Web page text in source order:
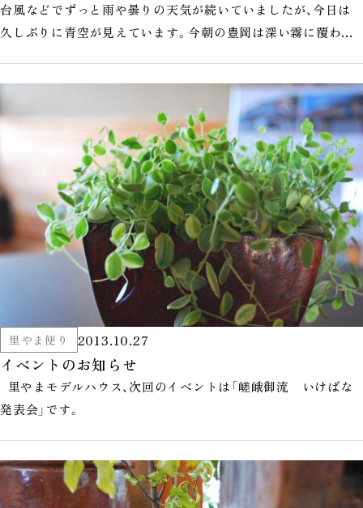
台風などでずっと雨や曇りの天気が続いていましたが、今日は
久しぶりに青空が見えています。今朝の豊岡は深い霧に覆われ
里やま便り 2013.10.27
イベントのお知らせ
里やまモデルハウス、次回のイベントは「嵯峨御流 いけばな
発表会」です。